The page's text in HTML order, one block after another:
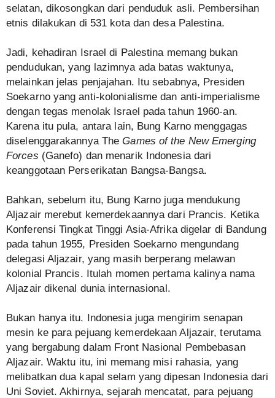
selatan, dikosongkan dari penduduk asli. Pembersihan
etnis dilakukan di 531 kota dan desa Palestina.
Jadi, kehadiran Israel di Palestina memang bukan
pendudukan, yang lazimnya ada batas waktunya,
melainkan jelas penjajahan. Itu sebabnya, Presiden
Soekarno yang anti-kolonialisme dan anti-imperialisme
dengan tegas menolak Israel pada tahun 1960-an.
Karena itu pula, antara lain, Bung Karno menggagas
diselenggarakannya TheGames of the New Emerging
Forces (Ganefo) dan menarik Indonesia dari
keanggotaan Perserikatan Bangsa-Bangsa.
Bahkan, sebelum itu, Bung Karno juga mendukung
Aljazair merebut kemerdekaannya dari Prancis. Ketika
Konferensi Tingkat Tinggi Asia-Afrika digelar di Bandung
pada tahun 1955, Presiden Soekarno mengundang
delegasi Aljazair, yang masih berperang melawan
kolonial Prancis. Itulah momen pertama kalinya nama
Aljazair dikenal dunia internasional.
Bukan hanya itu. Indonesia juga mengirim senapan
mesin ke para pejuang kemerdekaan Aljazair, terutama
yang bergabung dalam Front Nasional Pembebasan
Aljazair. Waktu itu, ini memang misi rahasia, yang
melibatkan dua kapal selam yang dipesan Indonesia dari
Uni Soviet. Akhirnya, sejarah mencatat, para pejuang